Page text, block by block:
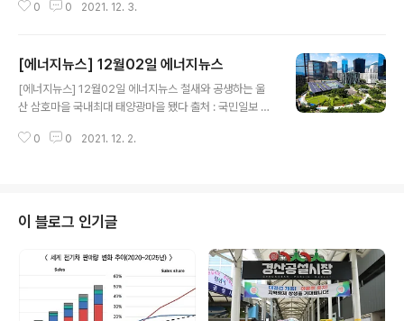
일대비 ↑0.80 (+1.16%) ICE 기준
0 0 2021. 12. 3.
[에너지뉴스] 12월02일 에너지뉴스
[에너지뉴스] 12월02일 에너지뉴스 철새와 공생하는 울
산 삼호마을 국내최대 태양광마을 됐다 출처 : 국민일보 htt
6525414&code=61122021&cp=nv
0 0 2021. 12. 2.
이 블로그 인기글